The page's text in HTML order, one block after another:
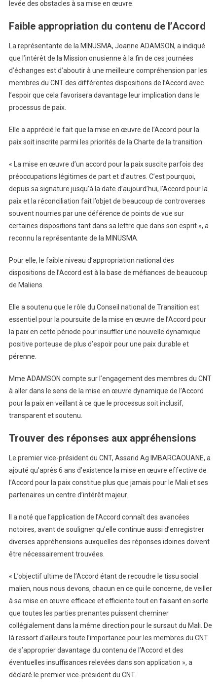
levée des obstacles à sa mise en œuvre.
Faible appropriation du contenu de l’Accord
La représentante de la MINUSMA, Joanne ADAMSON, a indiqué
que l’intérêt de la Mission onusienne à la fin de ces journées
d’échanges est d’aboutir à une meilleure compréhension par les
membres du CNT des différentes dispositions de l’Accord avec
l’espoir que cela favorisera davantage leur implication dans le
processus de paix.
Elle a apprécié le fait que la mise en œuvre de l’Accord pour la
paix soit inscrite parmi les priorités de la Charte de la transition.
« La mise en œuvre d’un accord pour la paix suscite parfois des
préoccupations légitimes de part et d’autres. C’est pourquoi,
depuis sa signature jusqu’à la date d’aujourd’hui, l’Accord pour la
paix et la réconciliation fait l’objet de beaucoup de controverses
souvent nourries par une déférence de points de vue sur
certaines dispositions tant dans sa lettre que dans son esprit », a
reconnu la représentante de la MINUSMA.
Pour elle, le faible niveau d’appropriation national des
dispositions de l’Accord est à la base de méfiances de beaucoup
de Maliens.
Elle a soutenu que le rôle du Conseil national de Transition est
essentiel pour la poursuite de la mise en œuvre de l’Accord pour
la paix en cette période pour insuffler une nouvelle dynamique
positive porteuse de plus d’espoir pour une paix durable et
pérenne.
Mme ADAMSON compte sur l’engagement des membres du CNT
à aller dans le sens de la mise en œuvre dynamique de l’Accord
pour la paix en veillant à ce que le processus soit inclusif,
transparent et soutenu.
Trouver des réponses aux appréhensions
Le premier vice-président du CNT, Assarid Ag IMBARCAOUANE, a
ajouté qu’après 6 ans d’existence la mise en œuvre effective de
l’Accord pour la paix constitue plus que jamais pour le Mali et ses
partenaires un centre d’intérêt majeur.
Il a noté que l’application de l’Accord connaît des avancées
notoires, avant de souligner qu’elle continue aussi d’enregistrer
diverses appréhensions auxquelles des réponses idoines doivent
être nécessairement trouvées.
« L’objectif ultime de l’Accord étant de recoudre le tissu social
malien, nous nous devons, chacun en ce qui le concerne, de veiller
à sa mise en œuvre efficace et efficiente tout en faisant en sorte
que toutes les parties prenantes puissent cheminer
collégialement dans la même direction pour le sursaut du Mali. De
là ressort d’ailleurs toute l’importance pour les membres du CNT
de s’approprier davantage du contenu de l’Accord et des
éventuelles insuffisances relevées dans son application », a
déclaré le premier vice-président du CNT.